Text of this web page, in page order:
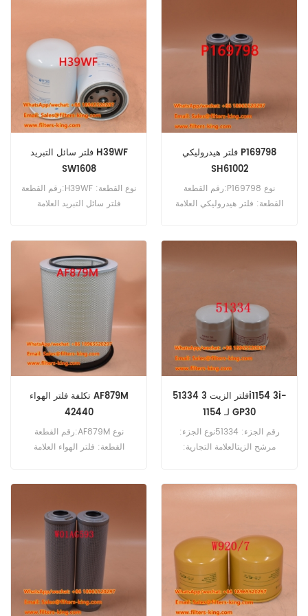
90CK 90CL 90P.
فلتر سائل التبريد H39WF
SW1608
رقم القطعة:H39WF نوع القطعة:
فلتر سائل التبريد العلامة
فلتر هيدروليكي P169798
SH61002
رقم القطعة:P169798 نوع
القطعة: فلتر هيدروليكي العلامة
تكلفة فلتر الهواء AF879M
42440
رقم القطعة:AF879M نوع
القطعة: فلتر الهواء العلامة
51334 فلتر الزيت 3i1154 3i-
1154 لـ GP30
رقم الجزء: 51334نوع الجزء:
مرشح الزيتالعلامة التجارية: